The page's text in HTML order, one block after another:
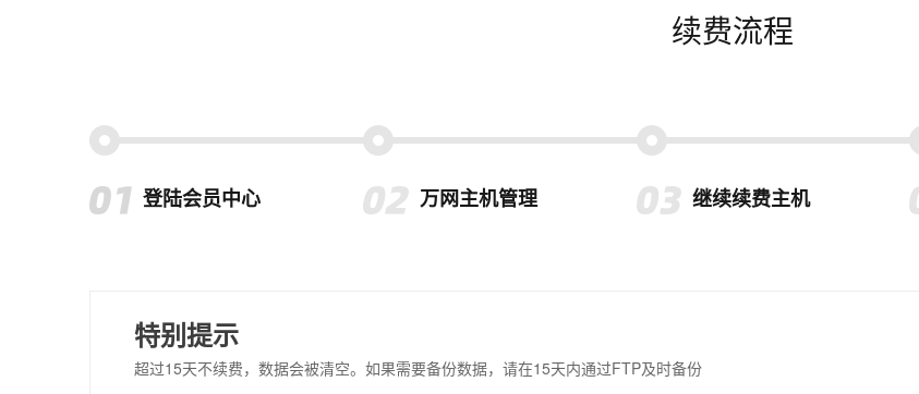
续费流程
登陆会员中心 万网主机管理 继续续费主机
特别提示
超过15天不续费，数据会被清空。如果需要备份数据，请在15天内通过FTP及时备份